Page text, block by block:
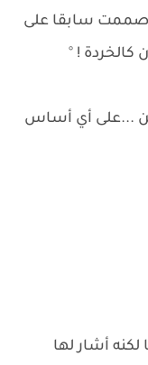
سابقا على
كالخردة ! °
...على أي أساس
أشار لها